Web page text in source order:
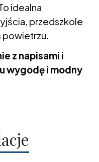
idealna
przedszkole
powietrzu.
z napisami i
wygodę i modny